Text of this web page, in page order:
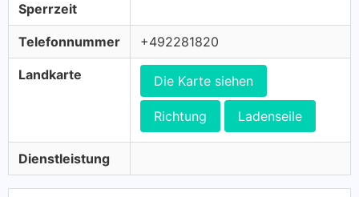
Sperrzeit
Telefonnummer +492281820
Landkarte Die Karte siehen
Richtung Ladenseile
Dienstleistung